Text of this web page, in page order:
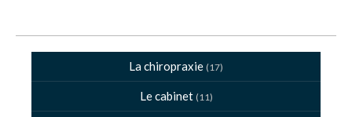
La chiropraxie (17)
Le cabinet (11)